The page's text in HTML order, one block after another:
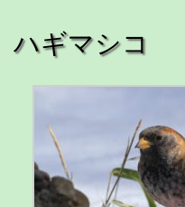
ハギマシコ